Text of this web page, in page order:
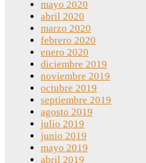
mayo 2020
abril 2020
marzo 2020
febrero 2020
enero 2020
diciembre 2019
noviembre 2019
octubre 2019
septiembre 2019
agosto 2019
julio 2019
junio 2019
mayo 2019
abril 2019